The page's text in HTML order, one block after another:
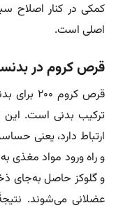
کمکی در کنار اصلاح
اصلی است.
قرص کروم در
قرص
ترکیب بدنی است. این
ارتباط دارد، یعنی
و راه ورود مواد مغذی
و گلوکز حاصل به‌جای
عضلانی می‌شوند.